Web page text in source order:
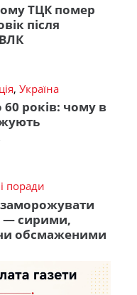
ТЦК помер
після
, Україна
60 років: чому в
поради
— сирими,
обсмаженими